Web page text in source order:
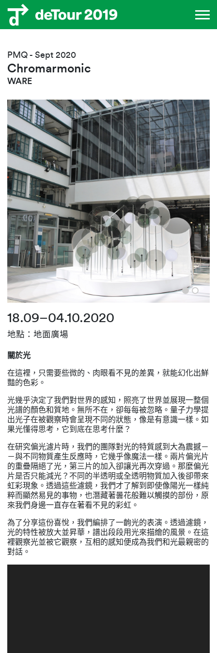
Chromarmonic
WARE
PMQ - Sept 2020
18.09–04.10.2020
地點：地面廣場
關於光
在這裡，只需要些微的、肉眼看不見的差異，就能幻化出鮮
豔的色彩。
光幾乎決定了我們對世界的感知，照亮了世界並展現一整個
光譜的顏色和質地。無所不在，卻每每被忽略。量子力學提
出光子在被觀察時會呈現不同的狀態，像是有意識一樣。如
果光懂得思考，它到底在思考什麼？
在研究偏光濾片時，我們的團隊對光的特質感到大為震撼－
－與不同物質產生反應時，它幾乎像魔法一樣。兩片偏光片
的重疊隔絕了光，第三片的加入卻讓光再次穿過。那麼偏光
片是否只能減光？不同的半透明或全透明物質加入後卻帶來
虹彩現象。透過這些濾鏡，我們才了解到即使像陽光一樣純
粹而顯然易見的事物，也潛藏著曇花般難以觸摸的部份，原
來我們身邊一直存在著看不見的彩虹。
為了分享這份喜悅，我們編排了一齣光的表演。透過濾鏡，
光的特性被放大並昇華，譜出段段用光來描繪的風景。在這
裡觀察光並被它觀察，互相的感知便成為我們和光最親密的
對話。